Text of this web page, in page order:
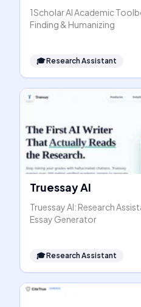
1Scholar AI Academic
Finding & Humanizing
🎓Research Assistant
Truessay AI
Truessay AI: Research
Essay Generator
🎓Research Assistant